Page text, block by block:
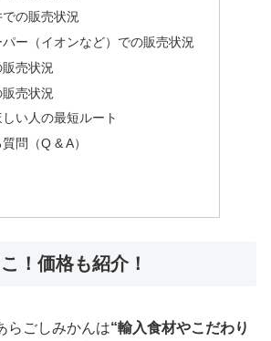
の販売状況
ー（イオンなど）での販売状況
売状況
売状況
い人の最短ルート
問（Q & A）
！価格も紹介！
らごしみかんは“輸入食材やこだわり